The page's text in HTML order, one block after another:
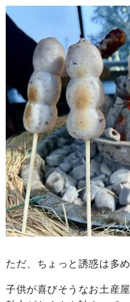
ただ、ちょっと誘惑は多め
子供が喜びそうなお土産